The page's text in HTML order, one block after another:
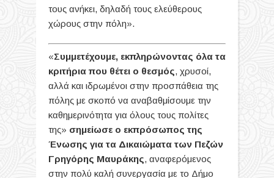
τους ανήκει, δηλαδή τους ελεύθερους
χώρους στην πόλη».
«Συμμετέχουμε, εκπληρώνοντας όλα τα
κριτήρια που θέτει ο θεσμός, χρυσοί,
αλλά και ιδρωμένοι στην προσπάθεια της
πόλης με σκοπό να αναβαθμίσουμε την
καθημερινότητα για όλους τους πολίτες
της» σημείωσε ο εκπρόσωπος της
Ένωσης για τα Δικαιώματα των Πεζών
Γρηγόρης Μαυράκης, αναφερόμενος
στην πολύ καλή συνεργασία με το Δήμο